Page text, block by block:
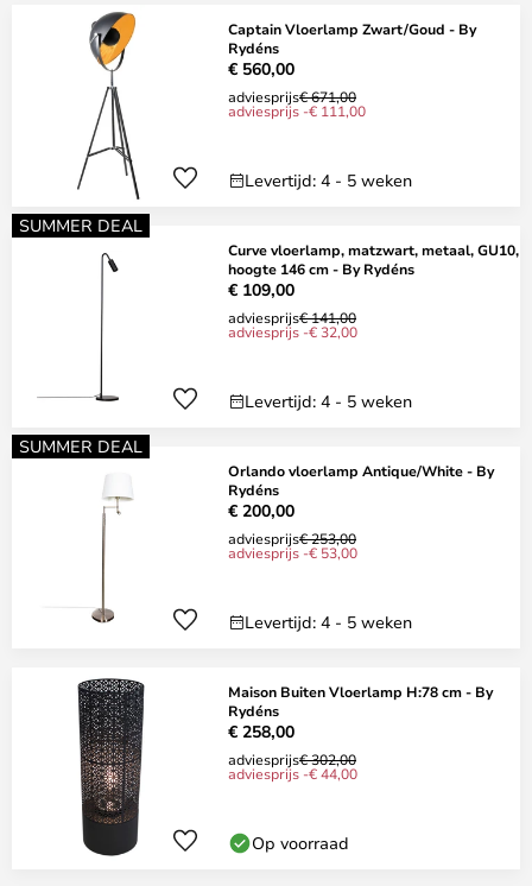
Captain Vloerlamp Zwart/Goud - By
Rydéns
€ 560,00
adviesprijs€ 671,00
adviesprijs -€ 111,00
Levertijd: 4 - 5 weken
SUMMER DEAL
Curve vloerlamp, matzwart, metaal, GU10,
hoogte 146 cm - By Rydéns
€ 109,00
adviesprijs€ 141,00
adviesprijs -€ 32,00
Levertijd: 4 - 5 weken
SUMMER DEAL
Orlando vloerlamp Antique/White - By
Rydéns
€ 200,00
adviesprijs€ 253,00
adviesprijs -€ 53,00
Levertijd: 4 - 5 weken
Maison Buiten Vloerlamp H:78 cm - By
Rydéns
€ 258,00
adviesprijs€ 302,00
adviesprijs -€ 44,00
Op voorraad